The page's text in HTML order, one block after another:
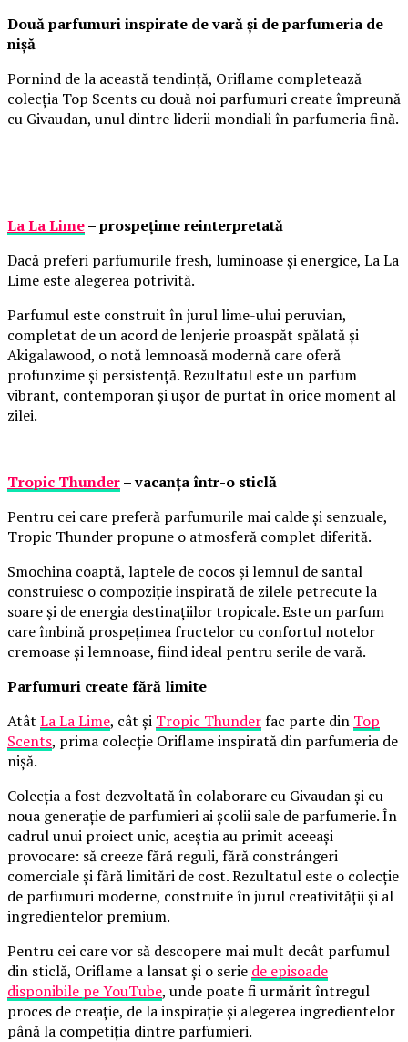
Două parfumuri inspirate de vară și de parfumeria de
nișă
Pornind de la această tendință, Oriflame completează
colecția Top Scents cu două noi parfumuri create împreună
cu Givaudan, unul dintre liderii mondiali în parfumeria fină.
La La Lime– prospețime reinterpretată
Dacă preferi parfumurile fresh, luminoase și energice, La La
Lime este alegerea potrivită.
Parfumul este construit în jurul lime-ului peruvian,
completat de un acord de lenjerie proaspăt spălată și
Akigalawood, o notă lemnoasă modernă care oferă
profunzime și persistență. Rezultatul este un parfum
vibrant, contemporan și ușor de purtat în orice moment al
zilei.
Tropic Thunder– vacanța într-o sticlă
Pentru cei care preferă parfumurile mai calde și senzuale,
Tropic Thunder propune o atmosferă complet diferită.
Smochina coaptă, laptele de cocos și lemnul de santal
construiesc o compoziție inspirată de zilele petrecute la
soare și de energia destinațiilor tropicale. Este un parfum
care îmbină prospețimea fructelor cu confortul notelor
cremoase și lemnoase, fiind ideal pentru serile de vară.
Parfumuri create fără limite
Atât La La Lime, cât și Tropic Thunderfac parte din Top
Scents, prima colecție Oriflame inspirată din parfumeria de
nișă.
Colecția a fost dezvoltată în colaborare cu Givaudan și cu
noua generație de parfumieri ai școlii sale de parfumerie. În
cadrul unui proiect unic, aceștia au primit aceeași
provocare: să creeze fără reguli, fără constrângeri
comerciale și fără limitări de cost. Rezultatul este o colecție
de parfumuri moderne, construite în jurul creativității și al
ingredientelor premium.
Pentru cei care vor să descopere mai mult decât parfumul
din sticlă, Oriflame a lansat și o serie de episoade
disponibile pe YouTube, unde poate fi urmărit întregul
proces de creație, de la inspirație și alegerea ingredientelor
până la competiția dintre parfumieri.